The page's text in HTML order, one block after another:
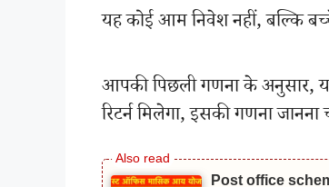
यह कोई आम निवेश नहीं, बल्कि
आपकी पिछली गणना के अनुसार,
रिटर्न मिलेगा, इसकी गणना
Post office